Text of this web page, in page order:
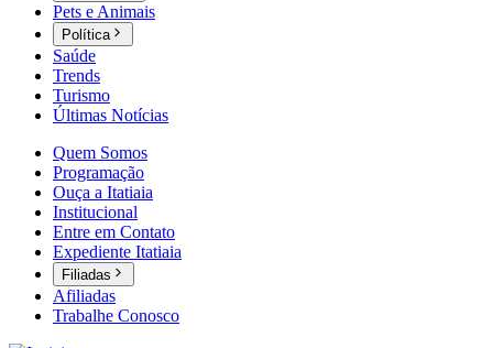
Pets e Animais
Política
Saúde
Trends
Turismo
Últimas Notícias
Quem Somos
Programação
Ouça a Itatiaia
Institucional
Entre em Contato
Expediente Itatiaia
Filiadas
Afiliadas
Trabalhe Conosco